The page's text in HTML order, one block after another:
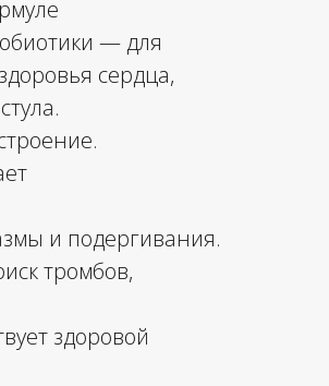
— для
сердца,
и подергивания.
тромбов,
здоровой